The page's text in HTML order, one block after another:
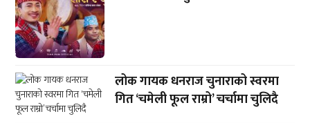
लोक गायक धनराज चुनाराको स्वरमा
गित ‘चमेली फूल राम्रो’ चर्चामा चुलिदै